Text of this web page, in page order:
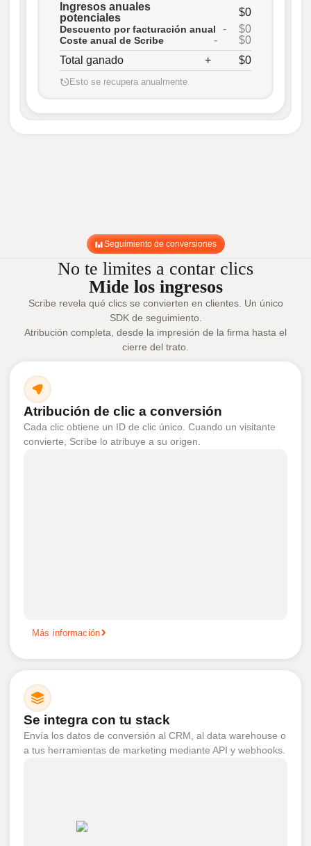
Ingresos anuales
potenciales
$0
Descuento por facturación anual - $0
Coste anual de Scribe -
$0
Total ganado
+ $0
Esto se recupera anualmente
Seguimiento de conversiones
No te limites a contar clics
Mide los ingresos
Scribe revela qué clics se convierten en clientes. Un único
SDK de seguimiento.
Atribución completa, desde la impresión de la firma hasta el
cierre del trato.
Atribución de clic a conversión
Cada clic obtiene un ID de clic único. Cuando un visitante
convierte, Scribe lo atribuye a su origen.
Más información
Se integra con tu stack
Envía los datos de conversión al CRM, al data warehouse o
a tus herramientas de marketing mediante API y webhooks.